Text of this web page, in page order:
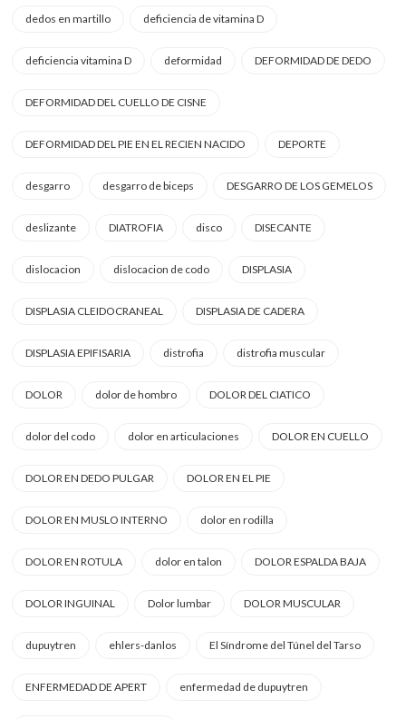
dedos en martillo deficiencia de vitamina D
deficiencia vitamina D deformidad DEFORMIDAD DE DEDO
DEFORMIDAD DEL CUELLO DE CISNE
DEFORMIDAD DEL PIE EN EL RECIEN NACIDO DEPORTE
desgarro desgarro de biceps DESGARRO DE LOS GEMELOS
deslizante DIATROFIA disco DISECANTE
dislocacion dislocacion de codo DISPLASIA
DISPLASIA CLEIDOCRANEAL DISPLASIA DE CADERA
DISPLASIA EPIFISARIA distrofia distrofia muscular
DOLOR dolor de hombro DOLOR DEL CIATICO
dolor del codo dolor en articulaciones DOLOR EN CUELLO
DOLOR EN DEDO PULGAR DOLOR EN EL PIE
DOLOR EN MUSLO INTERNO dolor en rodilla
DOLOR EN ROTULA dolor en talon DOLOR ESPALDA BAJA
DOLOR INGUINAL Dolor lumbar DOLOR MUSCULAR
dupuytren ehlers-danlos El Síndrome del Túnel del Tarso
ENFERMEDAD DE APERT enfermedad de dupuytren